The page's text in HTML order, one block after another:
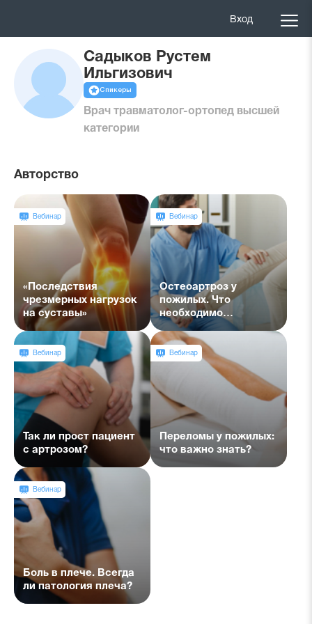
Вход
Садыков Рустем
Ильгизович
Спикеры
Врач травматолог-ортопед высшей
категории
Авторство
Вебинар
«Последствия
чрезмерных нагрузок
на суставы»
Вебинар
Остеоартроз у
пожилых. Что
необходимо
учитывать при
терапии?
Вебинар
Так ли прост пациент
с артрозом?
Вебинар
Переломы у пожилых:
что важно знать?
Вебинар
Боль в плече. Всегда
ли патология плеча?